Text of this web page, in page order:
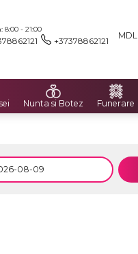
8:00 - 21:00
+37378862121 MDL
Nunta si Botez Funerare